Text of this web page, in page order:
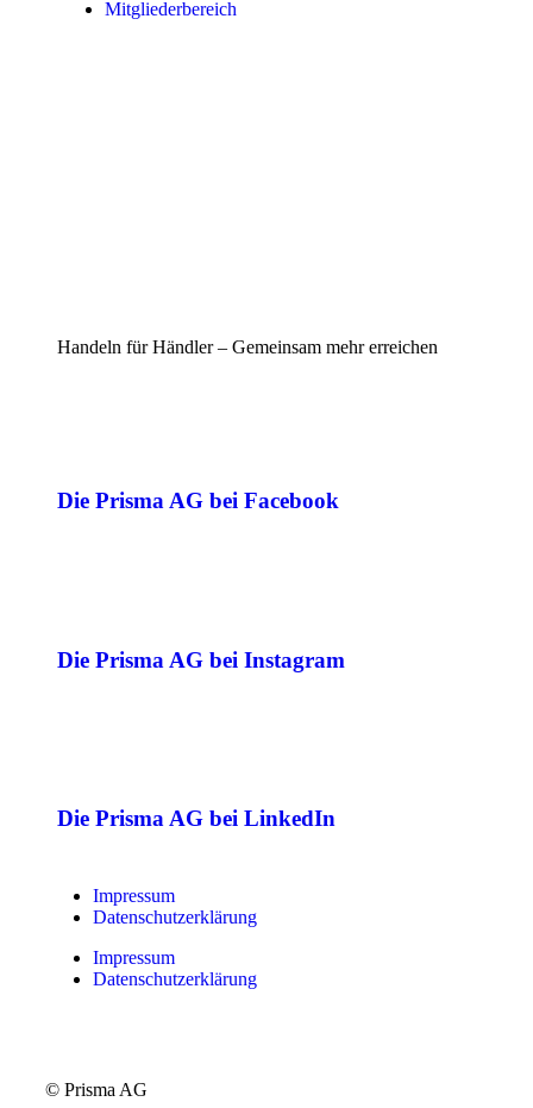
Mitgliederbereich
Handeln für Händler – Gemeinsam mehr erreichen
Die Prisma AG bei Facebook
Die Prisma AG bei Instagram
Die Prisma AG bei LinkedIn
Impressum
Datenschutzerklärung
Impressum
Datenschutzerklärung
© Prisma AG